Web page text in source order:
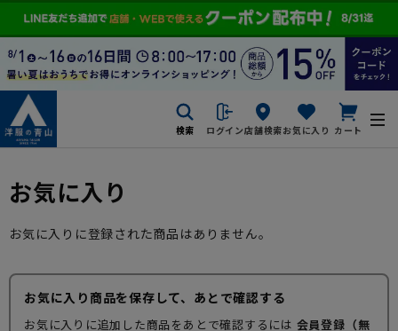
検索 ログイン店舗検索お気に入り カート
お気に入り
お気に入りに登録された商品はありません。
お気に入り商品を保存して、あとで確認する
お気に入りに追加した商品をあとで確認するには 会員登録（無